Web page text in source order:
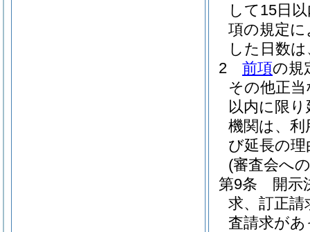
して15日
項の規定
した日数
2
前項の規
その他正
以内に限
機関は、利
び延長の
(審査会へ
第9条
開示
求、訂正
査請求が